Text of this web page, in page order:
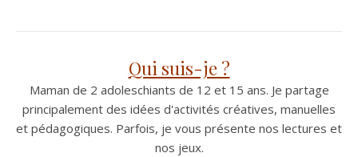
Qui suis-je ?
Maman de 2 adoleschiants de 12 et 15 ans. Je partage
principalement des idées d'activités créatives, manuelles
et pédagogiques. Parfois, je vous présente nos lectures et
nos jeux.